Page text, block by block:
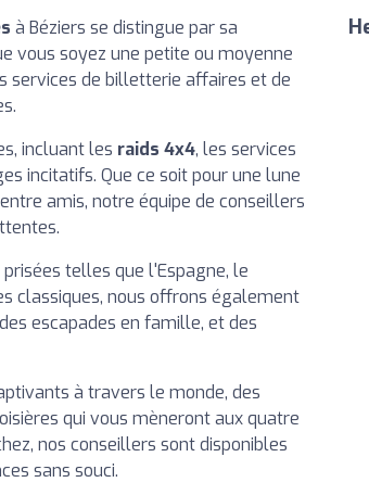
à Béziers se distingue par sa
vous soyez une petite ou moyenne
services de billetterie affaires et de
incluant les raids 4x4, les services
incitatifs. Que ce soit pour une lune
amis, notre équipe de conseillers
telles que l'Espagne, le
classiques, nous offrons également
escapades en famille, et des
à travers le monde, des
qui vous mèneront aux quatre
nos conseillers sont disponibles
sans souci.